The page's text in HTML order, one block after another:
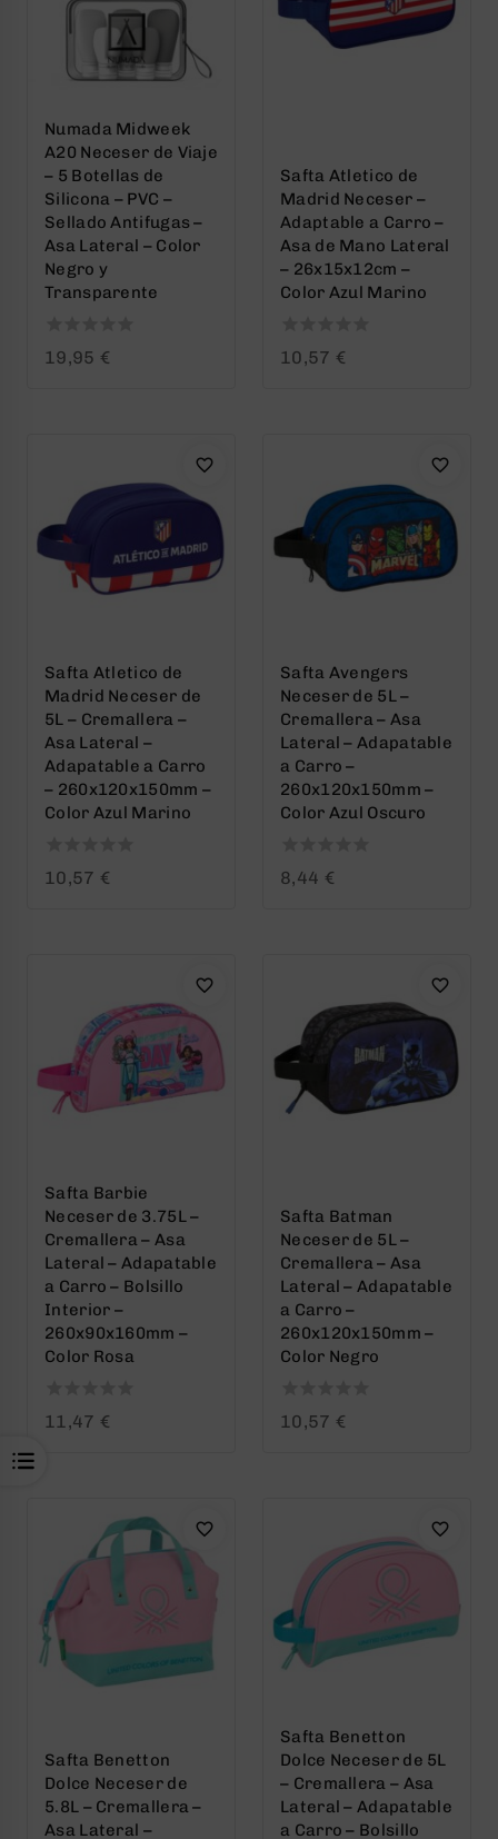
Numada Midweek
A20 Neceser de Viaje
– 5 Botellas de
Silicona – PVC –
Sellado Antifugas –
Asa Lateral – Color
Negro y
Transparente
019,95 €
Safta Atletico de
Madrid Neceser –
Adaptable a Carro –
Asa de Mano Lateral
– 26x15x12cm –
Color Azul Marino
010,57 €
Safta Atletico de
Madrid Neceser de
5L – Cremallera –
Asa Lateral –
Adapatable a Carro
– 260x120x150mm –
Color Azul Marino
010,57 €
Safta Avengers
Neceser de 5L –
Cremallera – Asa
Lateral – Adapatable
a Carro –
260x120x150mm –
Color Azul Oscuro
0
8,44 €
Safta Barbie
Neceser de 3.75L –
Cremallera – Asa
Lateral – Adapatable
a Carro – Bolsillo
Interior –
260x90x160mm –
Color Rosa
011,47 €
Safta Batman
Neceser de 5L –
Cremallera – Asa
Lateral – Adapatable
a Carro –
260x120x150mm –
Color Negro
010,57 €
Safta Benetton
Dolce Neceser de
5.8L – Cremallera –
Asa Lateral –
Safta Benetton
Dolce Neceser de 5L
– Cremallera – Asa
Lateral – Adapatable
a Carro – Bolsillo